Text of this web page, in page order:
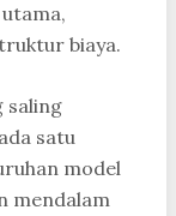
biaya.
saling
satu
model
mendalam